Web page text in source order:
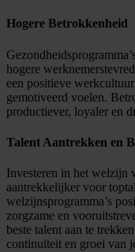
Hogere Betrokkenheid
hogere
een positieve
gemotiveerd voelen.
productiever, loyaler en
Talent Aantrekken en
Investeren in het welzijn
aantrekkelijker voor
welzijnsprogramma’s
zorgzame en
beste talent aan te
continuïteit en groei van